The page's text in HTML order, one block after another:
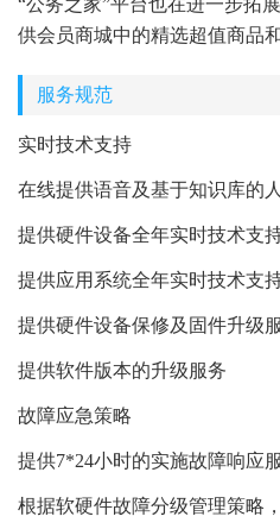
“公务之家”平台也在进一步拓
供会员商城中的精选超值商品
服务规范
实时技术支持
在线提供语音及基于知识库的
提供硬件设备全年实时技术支
提供应用系统全年实时技术支
提供硬件设备保修及固件升级
提供软件版本的升级服务
故障应急策略
提供7*24小时的实施故障响应
根据软硬件故障分级管理策略